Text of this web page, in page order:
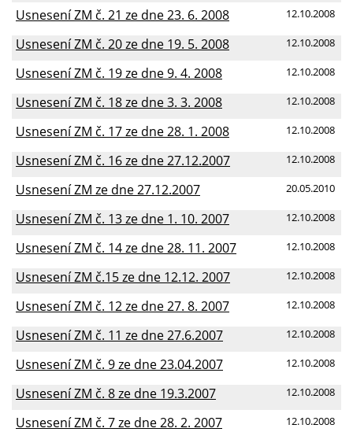
12.10.2008
Usnesení ZM č. 21 ze dne 23. 6. 2008
12.10.2008
Usnesení ZM č. 20 ze dne 19. 5. 2008
12.10.2008
Usnesení ZM č. 19 ze dne 9. 4. 2008
12.10.2008
Usnesení ZM č. 18 ze dne 3. 3. 2008
12.10.2008
Usnesení ZM č. 17 ze dne 28. 1. 2008
12.10.2008
Usnesení ZM č. 16 ze dne 27.12.2007
20.05.2010
Usnesení ZM ze dne 27.12.2007
12.10.2008
Usnesení ZM č. 13 ze dne 1. 10. 2007
12.10.2008
Usnesení ZM č. 14 ze dne 28. 11. 2007
12.10.2008
Usnesení ZM č.15 ze dne 12.12. 2007
12.10.2008
Usnesení ZM č. 12 ze dne 27. 8. 2007
12.10.2008
Usnesení ZM č. 11 ze dne 27.6.2007
12.10.2008
Usnesení ZM č. 9 ze dne 23.04.2007
12.10.2008
Usnesení ZM č. 8 ze dne 19.3.2007
12.10.2008
Usnesení ZM č. 7 ze dne 28. 2. 2007